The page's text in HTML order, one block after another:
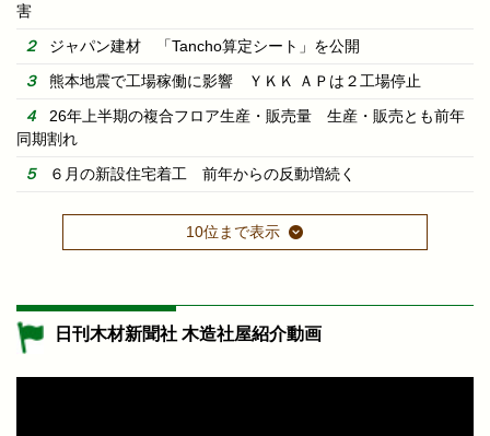
害
ジャパン建材 「Tancho算定シート」を公開
熊本地震で工場稼働に影響 ＹＫＫ ＡＰは２工場停止
26年上半期の複合フロア生産・販売量 生産・販売とも前年
同期割れ
６月の新設住宅着工 前年からの反動増続く
10位まで表示
日刊木材新聞社 木造社屋紹介動画